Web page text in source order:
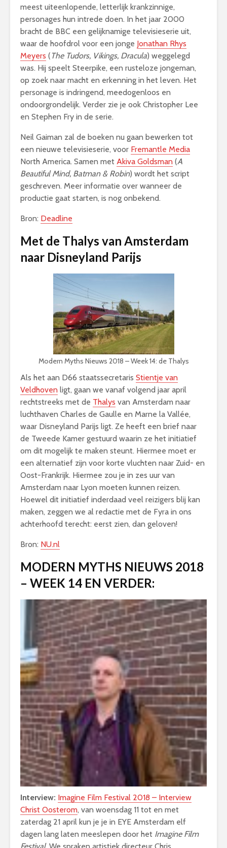
meest uiteenlopende, letterlijk krankzinnige,
personages hun intrede doen. In het jaar 2000
bracht de BBC een gelijknamige televisieserie uit,
waar de hoofdrol voor een jonge Jonathan Rhys
Meyers (The Tudors, Vikings, Dracula) weggelegd
was. Hij speelt Steerpike, een rusteloze jongeman,
op zoek naar macht en erkenning in het leven. Het
personage is indringend, meedogenloos en
ondoorgrondelijk. Verder zie je ook Christopher Lee
en Stephen Fry in de serie.
Neil Gaiman zal de boeken nu gaan bewerken tot
een nieuwe televisieserie, voor Fremantle Media
North America. Samen met Akiva Goldsman (A
Beautiful Mind, Batman & Robin) wordt het script
geschreven. Meer informatie over wanneer de
productie gaat starten, is nog onbekend.
Bron: Deadline
Met de Thalys van Amsterdam
naar Disneyland Parijs
Modern Myths Nieuws 2018 – Week 14: de Thalys
Als het aan D66 staatssecretaris Stientje van
Veldhoven ligt, gaan we vanaf volgend jaar april
rechtstreeks met de Thalys van Amsterdam naar
luchthaven Charles de Gaulle en Marne la Vallée,
waar Disneyland Parijs ligt. Ze heeft een brief naar
de Tweede Kamer gestuurd waarin ze het initiatief
om dit mogelijk te maken steunt. Hiermee moet er
een alternatief zijn voor korte vluchten naar Zuid- en
Oost-Frankrijk. Hiermee zou je in zes uur van
Amsterdam naar Lyon moeten kunnen reizen.
Hoewel dit initiatief inderdaad veel reizigers blij kan
maken, zeggen we al redactie met de Fyra in ons
achterhoofd terecht: eerst zien, dan geloven!
Bron: NU.nl
MODERN MYTHS NIEUWS 2018
– WEEK 14 EN VERDER:
Interview: Imagine Film Festival 2018 – Interview
Christ Oosterom, van woensdag 11 tot en met
zaterdag 21 april kun je je in EYE Amsterdam elf
dagen lang laten meeslepen door het Imagine Film